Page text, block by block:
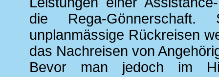
die Rega-
unplanmässige Rückreisen
das Nachreisen von
Bevor man jedoch im